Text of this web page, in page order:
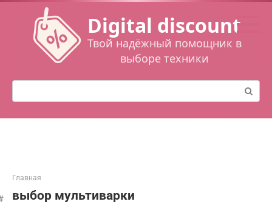
Перейти
контенту
Digital discount
Твой надёжный помощник в
выборе техники
Поиск:
Главная
выбор мультиварки